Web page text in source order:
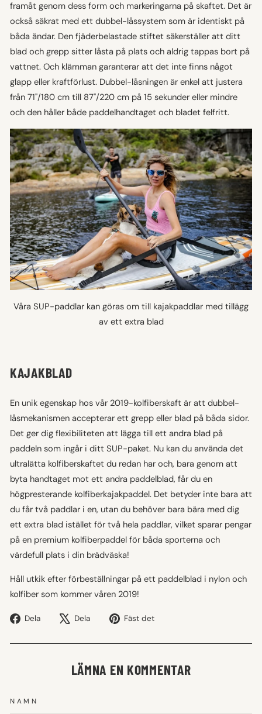
framåt genom dess form och markeringarna på skaftet. Det är
också säkrat med ett dubbel-låssystem som är identiskt på
båda ändar. Den fjäderbelastade stiftet säkerställer att ditt
blad och grepp sitter låsta på plats och aldrig tappas bort på
vattnet. Och klämman garanterar att det inte finns något
glapp eller kraftförlust. Dubbel-låsningen är enkel att justera
från 71"/180 cm till 87"/220 cm på 15 sekunder eller mindre
och den håller både paddelhandtaget och bladet felfritt.
Våra SUP-paddlar kan göras om till kajakpaddlar med tillägg
av ett extra blad
KAJAKBLAD
En unik egenskap hos vår 2019-kolfiberskaft är att dubbel-
låsmekanismen accepterar ett grepp eller blad på båda sidor.
Det ger dig flexibiliteten att lägga till ett andra blad på
paddeln som ingår i ditt SUP-paket. Nu kan du använda det
ultralätta kolfiberskaftet du redan har och, bara genom att
byta handtaget mot ett andra paddelblad, får du en
högpresterande kolfiberkajakpaddel. Det betyder inte bara att
du får två paddlar i en, utan du behöver bara bära med dig
ett extra blad istället för två hela paddlar, vilket sparar pengar
på en premium kolfiberpaddel för båda sporterna och
värdefull plats i din brädväska!
Håll utkik efter förbeställningar på ett paddelblad i nylon och
kolfiber som kommer våren 2019!
Dela
Dela
Dela
Tweet Fäst det
LÄMNA EN KOMMENTAR
NAMN